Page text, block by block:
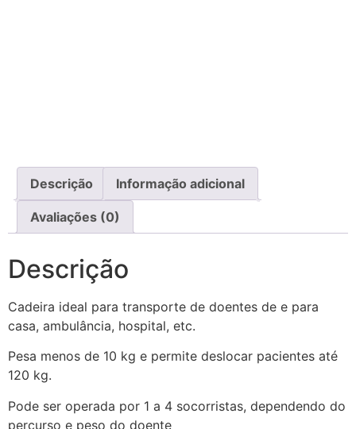
Descrição Informação adicional
Avaliações (0)
Descrição
Cadeira ideal para transporte de doentes de e para
casa, ambulância, hospital, etc.
Pesa menos de 10 kg e permite deslocar pacientes até
120 kg.
Pode ser operada por 1 a 4 socorristas, dependendo do
percurso e peso do doente